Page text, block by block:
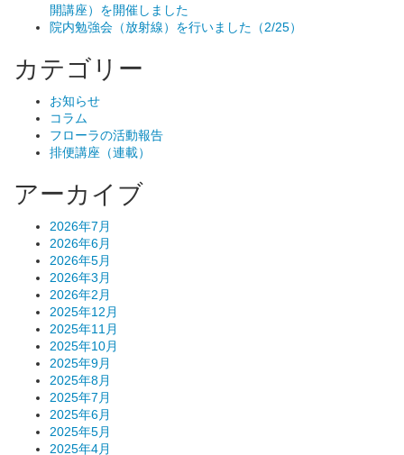
開講座）を開催しました
院内勉強会（放射線）を行いました（2/25）
カテゴリー
お知らせ
コラム
フローラの活動報告
排便講座（連載）
アーカイブ
2026年7月
2026年6月
2026年5月
2026年3月
2026年2月
2025年12月
2025年11月
2025年10月
2025年9月
2025年8月
2025年7月
2025年6月
2025年5月
2025年4月